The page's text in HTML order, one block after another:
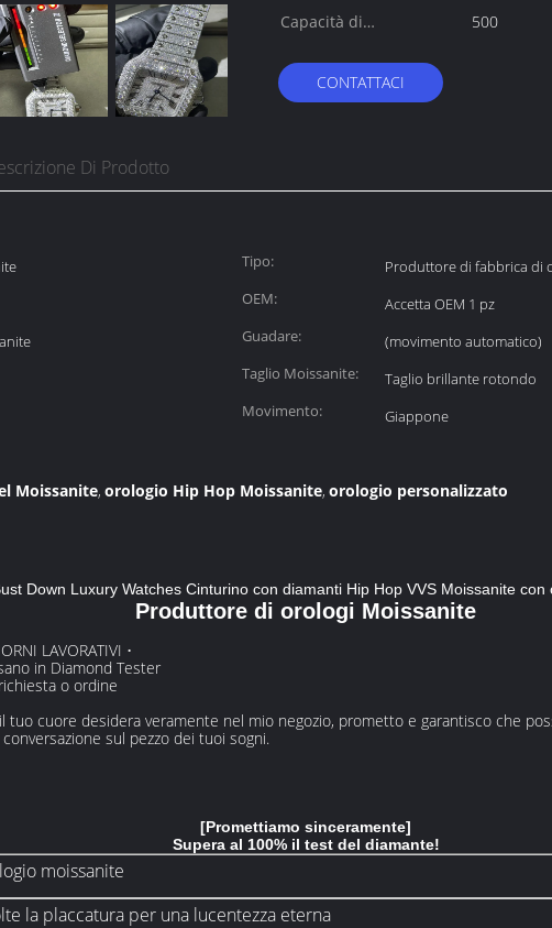
Capacità di
500
CONTATTACI
Di Prodotto
Tipo:
Produttore di fabbrica di
OEM:
Accetta OEM 1 pz
Guadare:
(movimento automatico)
Taglio Moissanite:
Taglio brillante rotondo
Movimento:
Giappone
Moissanite, orologio Hip Hop Moissanite, orologio personalizzato
Down Luxury Watches Cinturino con diamanti Hip Hop VVS Moissanite con
Produttore di orologi Moissanite
LAVORATIVI •
in Diamond Tester
o ordine
tuo cuore desidera veramente nel mio negozio, prometto e garantisco che
sul pezzo dei tuoi sogni.
[Promettiamo sinceramente]
Supera al 100% il test del diamante!
moissanite
la placcatura per una lucentezza eterna